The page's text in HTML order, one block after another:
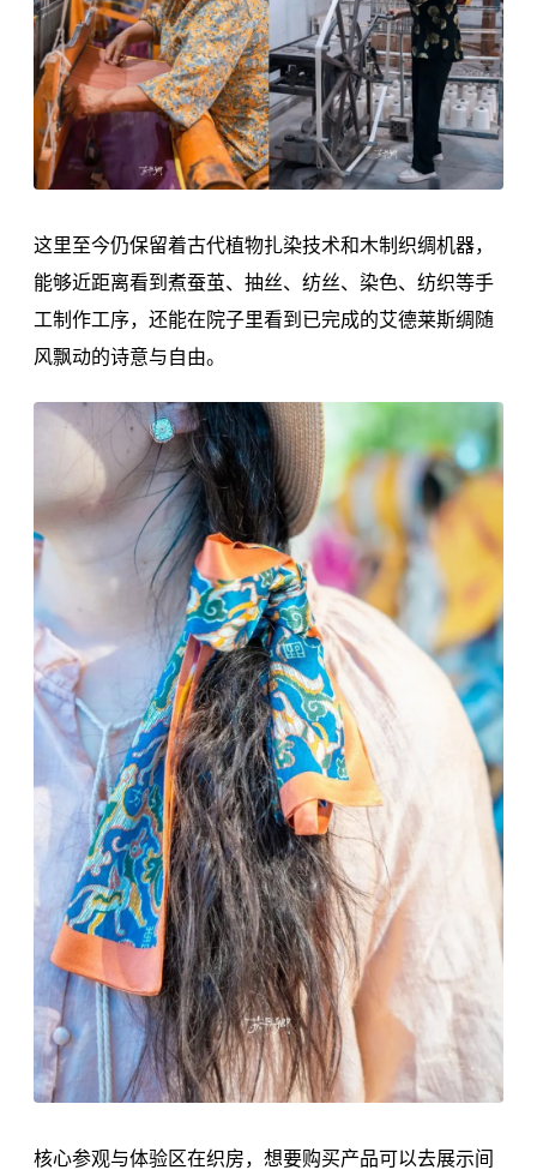
这里至今仍保留着古代植物扎染技术和木制织绸机器，
能够近距离看到煮蚕茧、抽丝、纺丝、染色、纺织等手
工制作工序，还能在院子里看到已完成的艾德莱斯绸随
风飘动的诗意与自由。
核心参观与体验区在织房，想要购买产品可以去展示间